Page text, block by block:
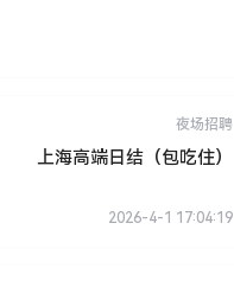
夜场招聘
上海高端日结（包吃住）
2026-4-1 17:04:19